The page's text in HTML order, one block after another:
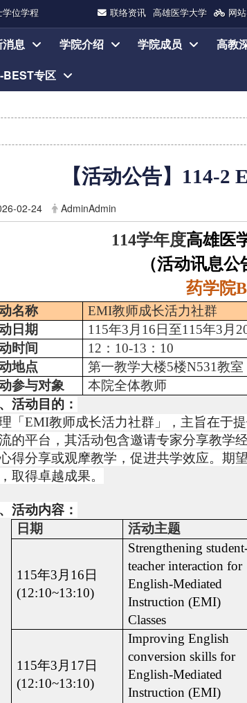
位学程 联络资讯 高雄医学大学 网
息 学院介绍 学院成员 高教
BEST专区
【活动公告】 114-2
02-24 AdminAdmin
114学年度高雄医
（活动讯息公
药学院
名称 EMI教师成长活力社群
日期
115年3 月 16日至115年3 月
时间
12 ： 10-13 ： 10
地点
第一教学大楼5楼N531教室
参与对象
本院全体教师
活动目的：
「EMI教师成长活力社群」，主旨在于
的平台，其活动包含邀请专家分享教学
得分享或观摩教学，促进共学效应。期
取得卓越成果。
活动内容：
日期
活动主题
115年3 月 16日
(12:10~13:10)
Strengthening
teacher interaction for
English-Mediated
Instruction (EMI)
Classes
115年3 月 17日
(12:10~13:10)
Improving English
conversion skills for
English-Mediated
Instruction (EMI)